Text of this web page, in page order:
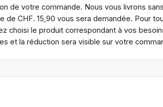
de votre commande. Nous vous livrons
CHF. 15,90 vous sera demandée. Pour
le produit correspondant à vos
et la réduction sera visible sur votre